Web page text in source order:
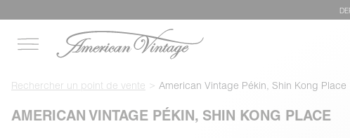
Rechercher un point de vente American Vintage Pékin, Shin Kong Place
AMERICAN VINTAGE PÉKIN, SHIN KONG PLACE